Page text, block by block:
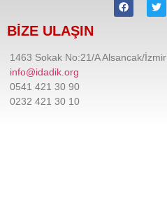
BİZE ULAŞIN
1463 Sokak No:21/A Alsancak/İzmir
info@idadik.org
0541 421 30 90
0232 421 30 10